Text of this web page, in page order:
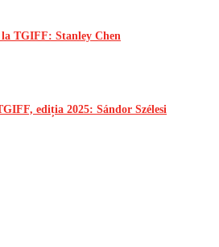
TGIFF: Stanley Chen
ediția 2025: Sándor Szélesi